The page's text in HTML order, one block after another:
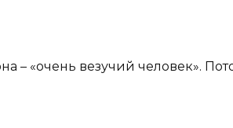
– «очень везучий человек».